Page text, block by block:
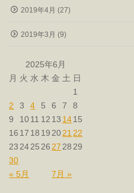
2019年4月 (27)
2019年3月 (9)
2025年6月
月 火 水 木 金 土 日
« 5月 7月 »
1
2
3 4 5 6 7
8
9
1011 12 13 1415
16 17 18 19 2021 22
23 2425 26 27 28 29
30